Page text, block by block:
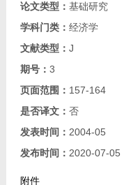
论文类型： 基础研究
学科门类： 经济学
文献类型： J
期号： 3
页面范围： 157-164
是否译文： 否
发表时间： 2004-05
发布时间： 2020-07-05
附件